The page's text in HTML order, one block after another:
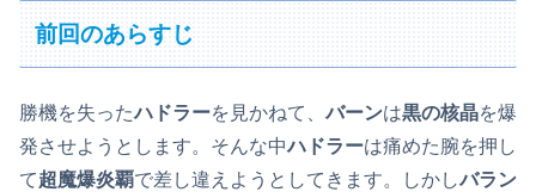
前回のあらすじ
勝機を失ったハドラーを見かねて、バーンは黒の核晶を爆
発させようとします。そんな中ハドラーは痛めた腕を押し
て超魔爆炎覇で差し違えようとしてきます。しかしバラン